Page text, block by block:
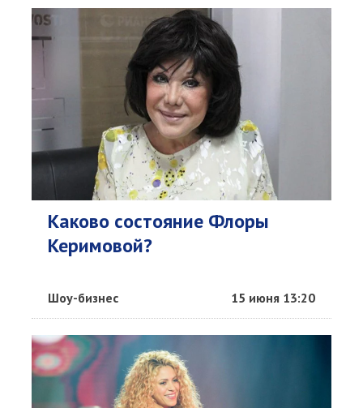
Каково состояние Флоры
Керимовой?
Шоу-бизнес 15 июня 13:20